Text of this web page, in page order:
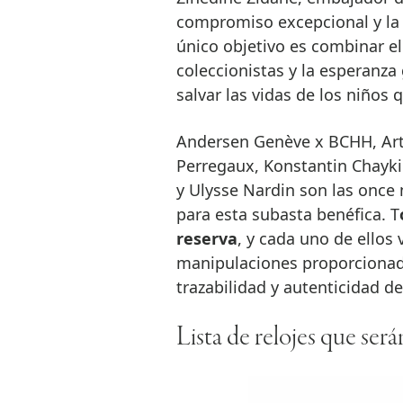
compromiso excepcional y
único objetivo es combinar
coleccionistas y la
salvar las vidas de los niños
Andersen Genève x BCHH,
Perregaux, Konstantin
y Ulysse Nardin son las
para esta subasta benéfica. T
reserva, y cada uno de ellos
manipulaciones
trazabilidad y autenticidad
Lista de relojes que